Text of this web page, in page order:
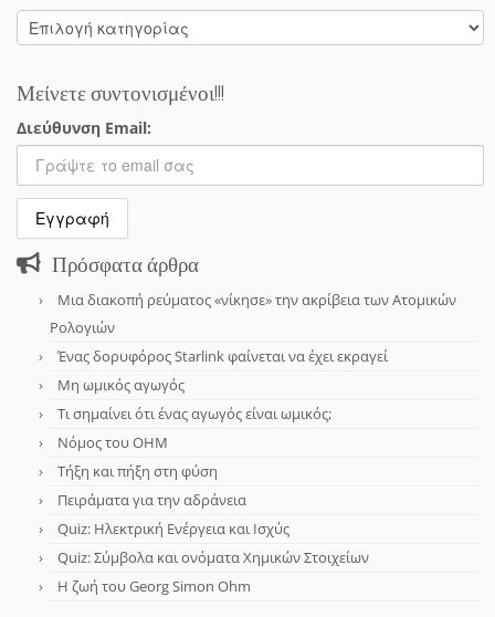
Κατηγορίες
Μείνετε συντονισμένοι!!!
Διεύθυνση Email:
Πρόσφατα άρθρα
Μια διακοπή ρεύματος «νίκησε» την ακρίβεια των Ατομικών
Ρολογιών
Ένας δορυφόρος Starlink φαίνεται να έχει εκραγεί
Μη ωμικός αγωγός
Τι σημαίνει ότι ένας αγωγός είναι ωμικός;
Νόμος του OHM
Τήξη και πήξη στη φύση
Πειράματα για την αδράνεια
Quiz: Ηλεκτρική Ενέργεια και Ισχύς
Quiz: Σύμβολα και ονόματα Χημικών Στοιχείων
Η ζωή του Georg Simon Ohm